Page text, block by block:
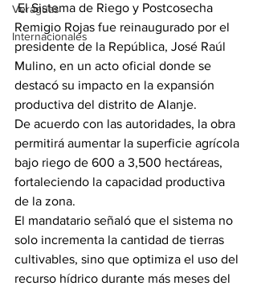
Veraguas
Internacionales
El Sistema de Riego y Postcosecha
Remigio Rojas fue reinaugurado por el
presidente de la República, José Raúl
Mulino, en un acto oficial donde se
destacó su impacto en la expansión
productiva del distrito de Alanje.
De acuerdo con las autoridades, la obra
permitirá aumentar la superficie agrícola
bajo riego de 600 a 3,500 hectáreas,
fortaleciendo la capacidad productiva
de la zona.
El mandatario señaló que el sistema no
solo incrementa la cantidad de tierras
cultivables, sino que optimiza el uso del
recurso hídrico durante más meses del